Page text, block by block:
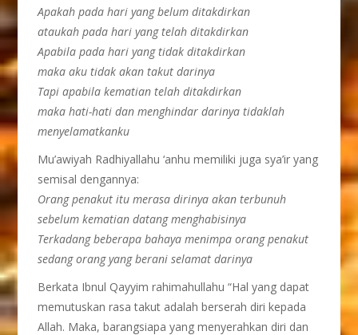
Apakah pada hari yang belum ditakdirkan
ataukah pada hari yang telah ditakdirkan
Apabila pada hari yang tidak ditakdirkan
maka aku tidak akan takut darinya
Tapi apabila kematian telah ditakdirkan
maka hati-hati dan menghindar darinya tidaklah
menyelamatkanku
Mu’awiyah Radhiyallahu ‘anhu memiliki juga sya’ir yang
semisal dengannya:
Orang penakut itu merasa dirinya akan terbunuh
sebelum kematian datang menghabisinya
Terkadang beberapa bahaya menimpa orang penakut
sedang orang yang berani selamat darinya
Berkata Ibnul Qayyim rahimahullahu “Hal yang dapat
memutuskan rasa takut adalah berserah diri kepada
Allah. Maka, barangsiapa yang menyerahkan diri dan